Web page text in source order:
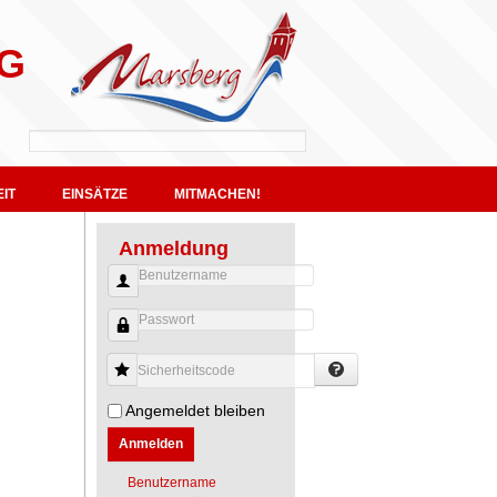
EINSÄTZE
MITMACHEN!
Anmeldung
Benutzername
Passwort
Sicherheitscode
Angemeldet bleiben
Anmelden
Benutzername